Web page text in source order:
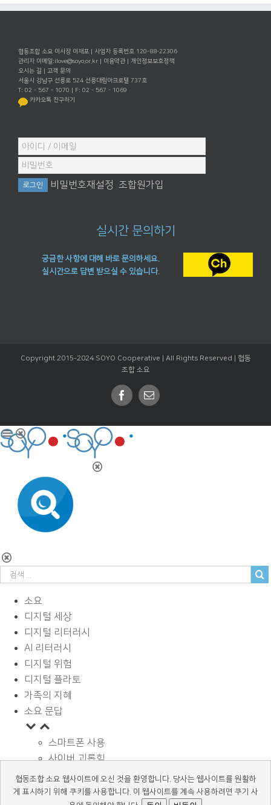
협동조합 소요 이사장 이재포 | 사업자 등록번호 120-88-22306
관리자 이메일:ilove@soyo.or.kr | 이용약관 | 개인정보보호정책
오시는 길 | 고객 문의
서울시 강남구 선릉로 524 선릉대림아크로텔 737호
T: 02 - 567 - 1070 | F: 02 - 567 - 1069
카카오톡 친구하기
비밀번호재설정 조합원가입
실시간 문의하기
궁금한 사항에 대해 바로 문의하세요.
실시간으로 답변 받으실 수 있습니다.
Copyright 2015-2024 SOYO Cooperative | All Rights Reserved | 협동
조합 소요
Facebook
Email
소요
디지털 세상
디지털 리터러시
AI 리터러시
디지털 위험
디지털 플라토
가족의 지혜
소요 문답
스마트폰 사용
사이버 괴롭힘
페이스북과 SNS
디지털과 학습
협동조합 소요 웹사이트에 오신 것을 환영합니다. 당사는 웹사이트를 원활하
게 표시하기 위해 쿠키를 사용합니다. 이 웹사이트를 계속 사용하려면 쿠기 사